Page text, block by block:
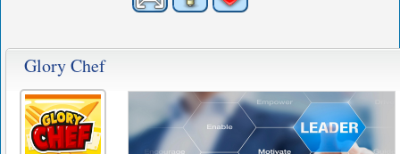
Glory Chef